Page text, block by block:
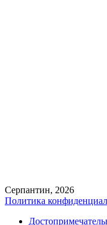
Серпантин, 2026
Политика